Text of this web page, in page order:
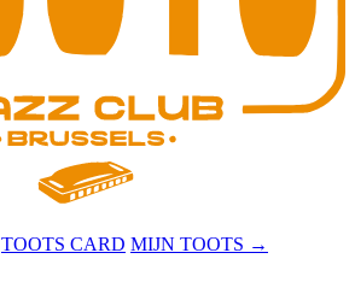
TOOTS CARD MIJN TOOTS →